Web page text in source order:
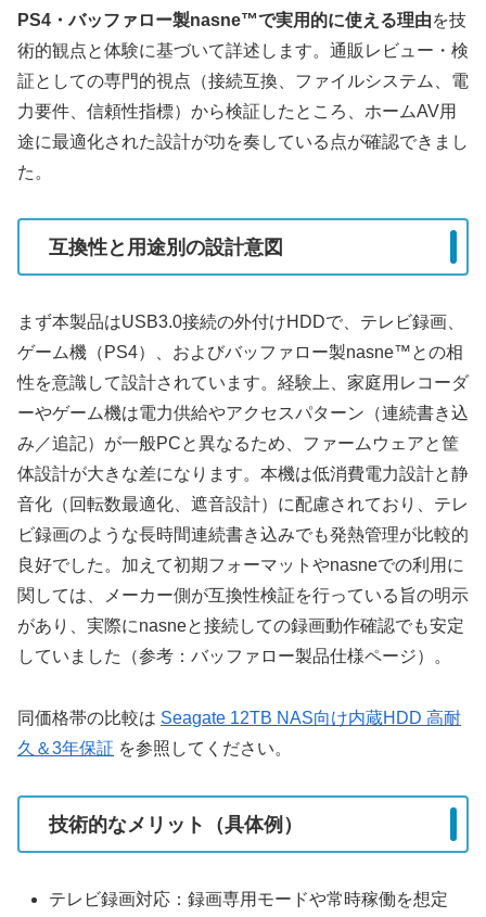
PS4・バッファロー製nasne™で実用的に使える理由を技
術的観点と体験に基づいて詳述します。通販レビュー・検
証としての専門的視点（接続互換、ファイルシステム、電
力要件、信頼性指標）から検証したところ、ホームAV用
途に最適化された設計が功を奏している点が確認できまし
た。
互換性と用途別の設計意図
まず本製品はUSB3.0接続の外付けHDDで、テレビ録画、
ゲーム機（PS4）、およびバッファロー製nasne™との相
性を意識して設計されています。経験上、家庭用レコーダ
ーやゲーム機は電力供給やアクセスパターン（連続書き込
み／追記）が一般PCと異なるため、ファームウェアと筐
体設計が大きな差になります。本機は低消費電力設計と静
音化（回転数最適化、遮音設計）に配慮されており、テレ
ビ録画のような長時間連続書き込みでも発熱管理が比較的
良好でした。加えて初期フォーマットやnasneでの利用に
関しては、メーカー側が互換性検証を行っている旨の明示
があり、実際にnasneと接続しての録画動作確認でも安定
していました（参考：バッファロー製品仕様ページ）。
同価格帯の比較は Seagate 12TB NAS向け内蔵HDD 高耐
久＆3年保証 を参照してください。
技術的なメリット（具体例）
テレビ録画対応：録画専用モードや常時稼働を想定